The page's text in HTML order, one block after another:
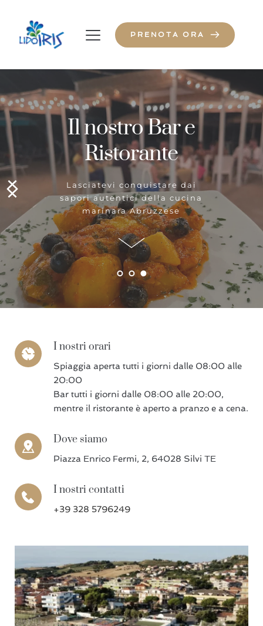
PRENOTA ORA
Il nostro Bar e
Ristorante
Lasciatevi conquistare dai
sapori autentici della cucina
marinara Abruzzese
I nostri orari
Spiaggia aperta tutti i giorni dalle 08:00 alle
20:00
Bar tutti i giorni dalle 08:00 alle 20:00,
mentre il ristorante è aperto a pranzo e a cena.
Dove siamo
Piazza Enrico Fermi, 2, 64028 Silvi TE
I nostri contatti
+39 328 5796249